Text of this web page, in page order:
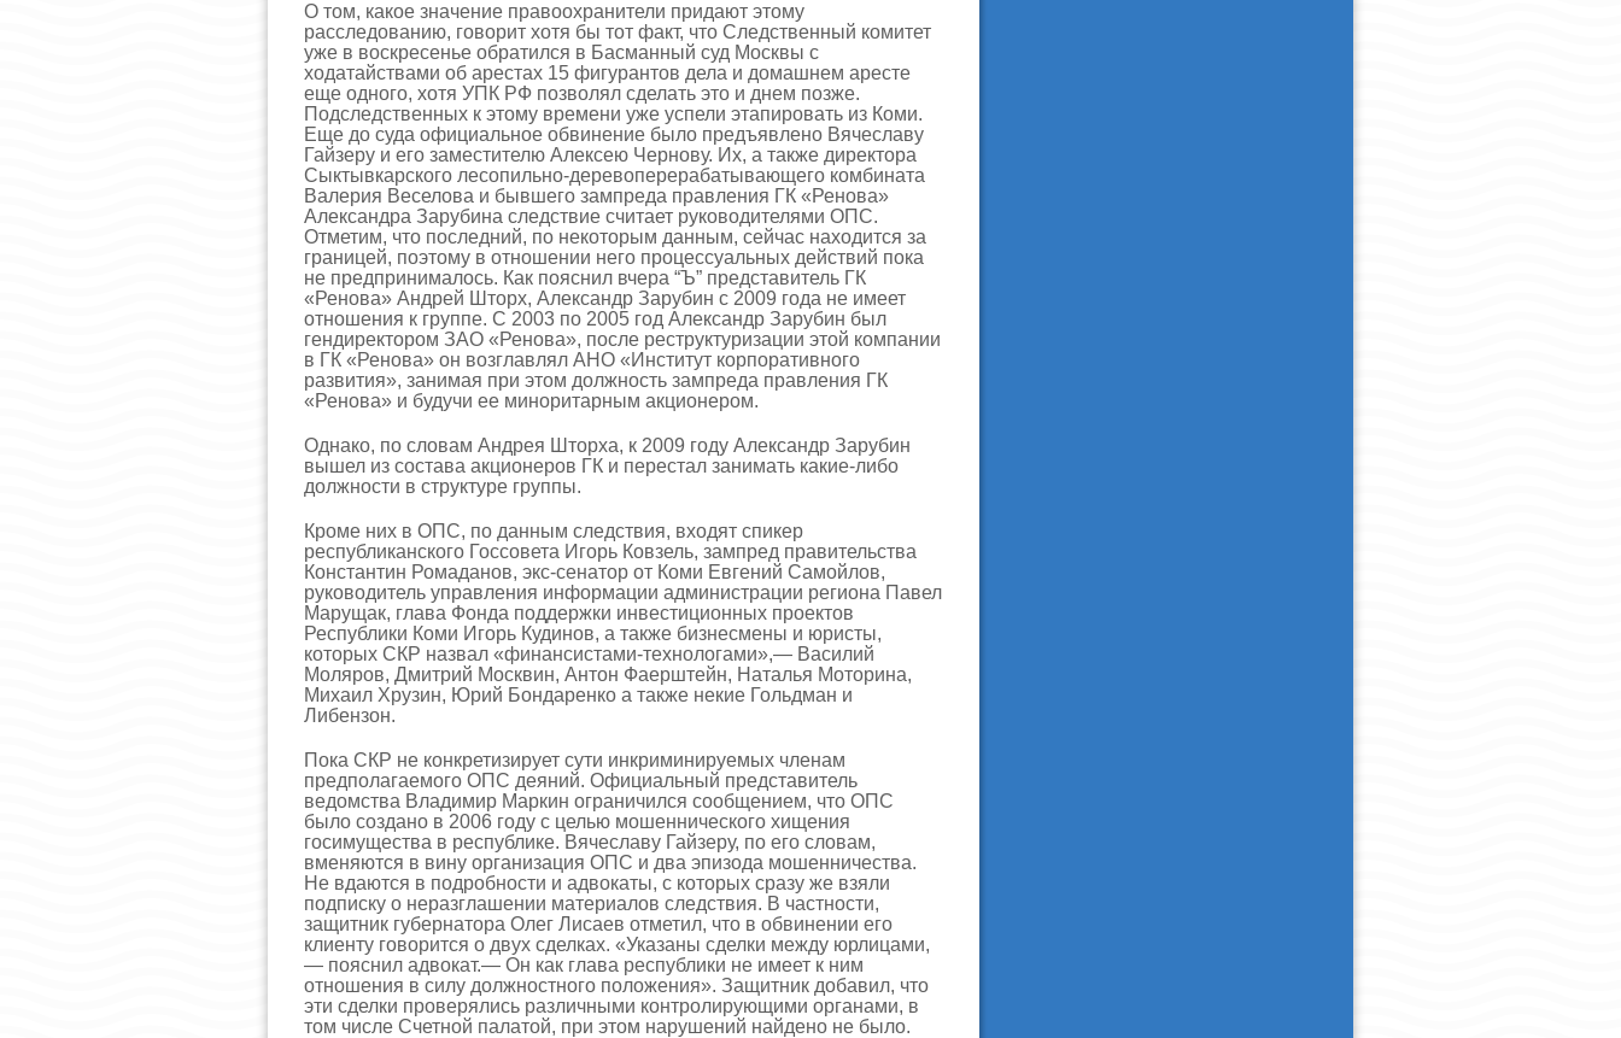
О том, какое значение правоохранители придают этому
расследованию, говорит хотя бы тот факт, что Следственный комитет
уже в воскресенье обратился в Басманный суд Москвы с
ходатайствами об арестах 15 фигурантов дела и домашнем аресте
еще одного, хотя УПК РФ позволял сделать это и днем позже.
Подследственных к этому времени уже успели этапировать из Коми.
Еще до суда официальное обвинение было предъявлено Вячеславу
Гайзеру и его заместителю Алексею Чернову. Их, а также директора
Сыктывкарского лесопильно-деревоперерабатывающего комбината
Валерия Веселова и бывшего зампреда правления ГК «Ренова»
Александра Зарубина следствие считает руководителями ОПС.
Отметим, что последний, по некоторым данным, сейчас находится за
границей, поэтому в отношении него процессуальных действий пока
не предпринималось. Как пояснил вчера “Ъ” представитель ГК
«Ренова» Андрей Шторх, Александр Зарубин с 2009 года не имеет
отношения к группе. С 2003 по 2005 год Александр Зарубин был
гендиректором ЗАО «Ренова», после реструктуризации этой компании
в ГК «Ренова» он возглавлял АНО «Институт корпоративного
развития», занимая при этом должность зампреда правления ГК
«Ренова» и будучи ее миноритарным акционером.
Однако, по словам Андрея Шторха, к 2009 году Александр Зарубин
вышел из состава акционеров ГК и перестал занимать какие-либо
должности в структуре группы.
Кроме них в ОПС, по данным следствия, входят спикер
республиканского Госсовета Игорь Ковзель, зампред правительства
Константин Ромаданов, экс-сенатор от Коми Евгений Самойлов,
руководитель управления информации администрации региона Павел
Марущак, глава Фонда поддержки инвестиционных проектов
Республики Коми Игорь Кудинов, а также бизнесмены и юристы,
которых СКР назвал «финансистами-технологами»,— Василий
Моляров, Дмитрий Москвин, Антон Фаерштейн, Наталья Моторина,
Михаил Хрузин, Юрий Бондаренко а также некие Гольдман и
Либензон.
Пока СКР не конкретизирует сути инкриминируемых членам
предполагаемого ОПС деяний. Официальный представитель
ведомства Владимир Маркин ограничился сообщением, что ОПС
было создано в 2006 году с целью мошеннического хищения
госимущества в республике. Вячеславу Гайзеру, по его словам,
вменяются в вину организация ОПС и два эпизода мошенничества.
Не вдаются в подробности и адвокаты, с которых сразу же взяли
подписку о неразглашении материалов следствия. В частности,
защитник губернатора Олег Лисаев отметил, что в обвинении его
клиенту говорится о двух сделках. «Указаны сделки между юрлицами,
— пояснил адвокат.— Он как глава республики не имеет к ним
отношения в силу должностного положения». Защитник добавил, что
эти сделки проверялись различными контролирующими органами, в
том числе Счетной палатой, при этом нарушений найдено не было.